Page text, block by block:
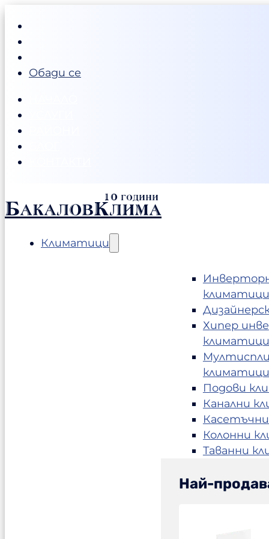
Обади се
БакаловКлима
Климатици
климатици
Хипер
климатици
климатици
Подови
Канални
Колонни
Таванни
Най-